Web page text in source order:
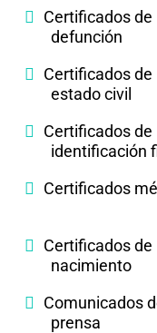
Certificados de
defunción
Certificados de
estado civil
Certificados de
identificación
Certificados
Certificados de
nacimiento
Comunicados
prensa